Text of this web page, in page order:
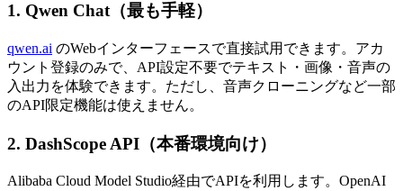
1. Qwen Chat（最も手軽）
qwen.ai のWebインターフェースで直接試用できます。アカ
ウント登録のみで、API設定不要でテキスト・画像・音声の
入出力を体験できます。ただし、音声クローニングなど一部
のAPI限定機能は使えません。
2. DashScope API（本番環境向け）
Alibaba Cloud Model Studio経由でAPIを利用します。OpenAI